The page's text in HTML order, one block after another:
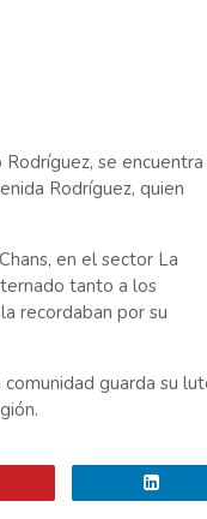
se encuentra
Rodríguez, quien
en el sector La
tanto a los
recordaban por su
guarda su